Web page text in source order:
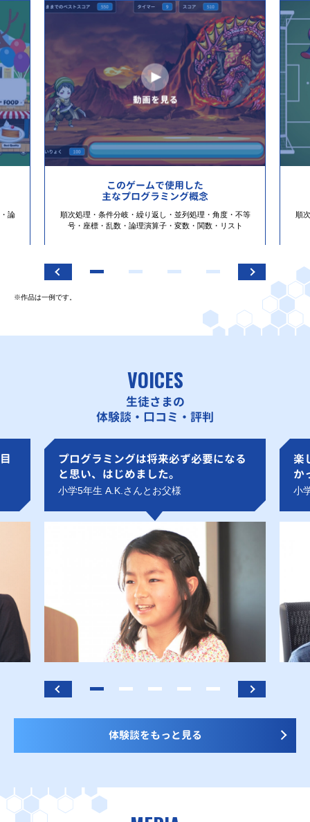
論
このゲームで使用した
主なプログラミング概念
順次処理・条件分岐・繰り返し・並列処理・角度・不等
号・座標・乱数・論理演算子・変数・関数・リスト
順
※作品は一例です。
VOICES
生徒さまの
体験談・口コミ・評判
プログラミングは将来必ず必要になる
と思い、はじめました。
小学5年生 A.K.さんとお父様
楽
か
小
体験談をもっと見る